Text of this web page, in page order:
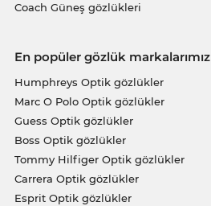
Coach Güneş gözlükleri
En popüler gözlük markalarımız
Humphreys Optik gözlükler
Marc O Polo Optik gözlükler
Guess Optik gözlükler
Boss Optik gözlükler
Tommy Hilfiger Optik gözlükler
Carrera Optik gözlükler
Esprit Optik gözlükler